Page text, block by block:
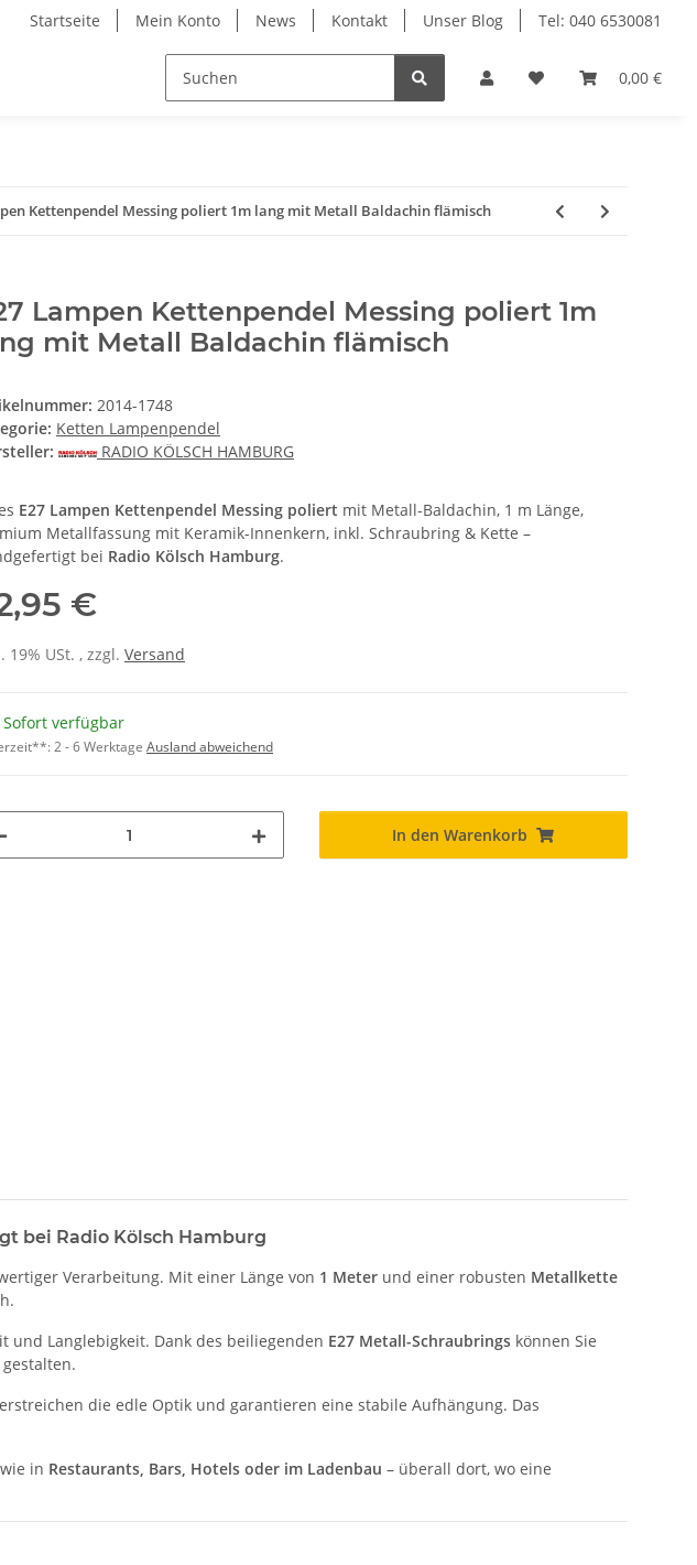
Startseite Mein Konto News Kontakt Unser Blog Tel: 040 6530081
0,00 €
Kettenpendel Messing poliert 1m lang mit Metall Baldachin flämisch
Lampen Kettenpendel Messing poliert 1m
mit Metall Baldachin flämisch
2014-1748
Ketten Lampenpendel
RADIO KÖLSCH HAMBURG
E27 Lampen Kettenpendel Messing poliert mit Metall-Baldachin, 1 m Länge,
Metallfassung mit Keramik-Innenkern, inkl. Schraubring & Kette –
bei Radio Kölsch Hamburg.
€
19% USt. , zzgl. Versand
Sofort verfügbar
2 - 6 Werktage Ausland abweichend
In den Warenkorb
bei Radio Kölsch Hamburg
Verarbeitung. Mit einer Länge von 1 Meter und einer robusten Metallkette
und Langlebigkeit. Dank des beiliegenden E27 Metall-Schraubrings können Sie
die edle Optik und garantieren eine stabile Aufhängung. Das
in Restaurants, Bars, Hotels oder im Ladenbau – überall dort, wo eine